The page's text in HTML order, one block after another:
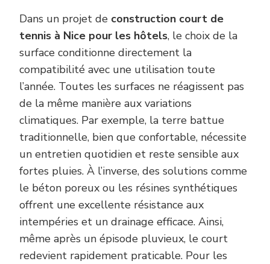
Dans un projet de construction court de
tennis à Nice pour les hôtels, le choix de la
surface conditionne directement la
compatibilité avec une utilisation toute
l’année. Toutes les surfaces ne réagissent pas
de la même manière aux variations
climatiques. Par exemple, la terre battue
traditionnelle, bien que confortable, nécessite
un entretien quotidien et reste sensible aux
fortes pluies. À l’inverse, des solutions comme
le béton poreux ou les résines synthétiques
offrent une excellente résistance aux
intempéries et un drainage efficace. Ainsi,
même après un épisode pluvieux, le court
redevient rapidement praticable. Pour les